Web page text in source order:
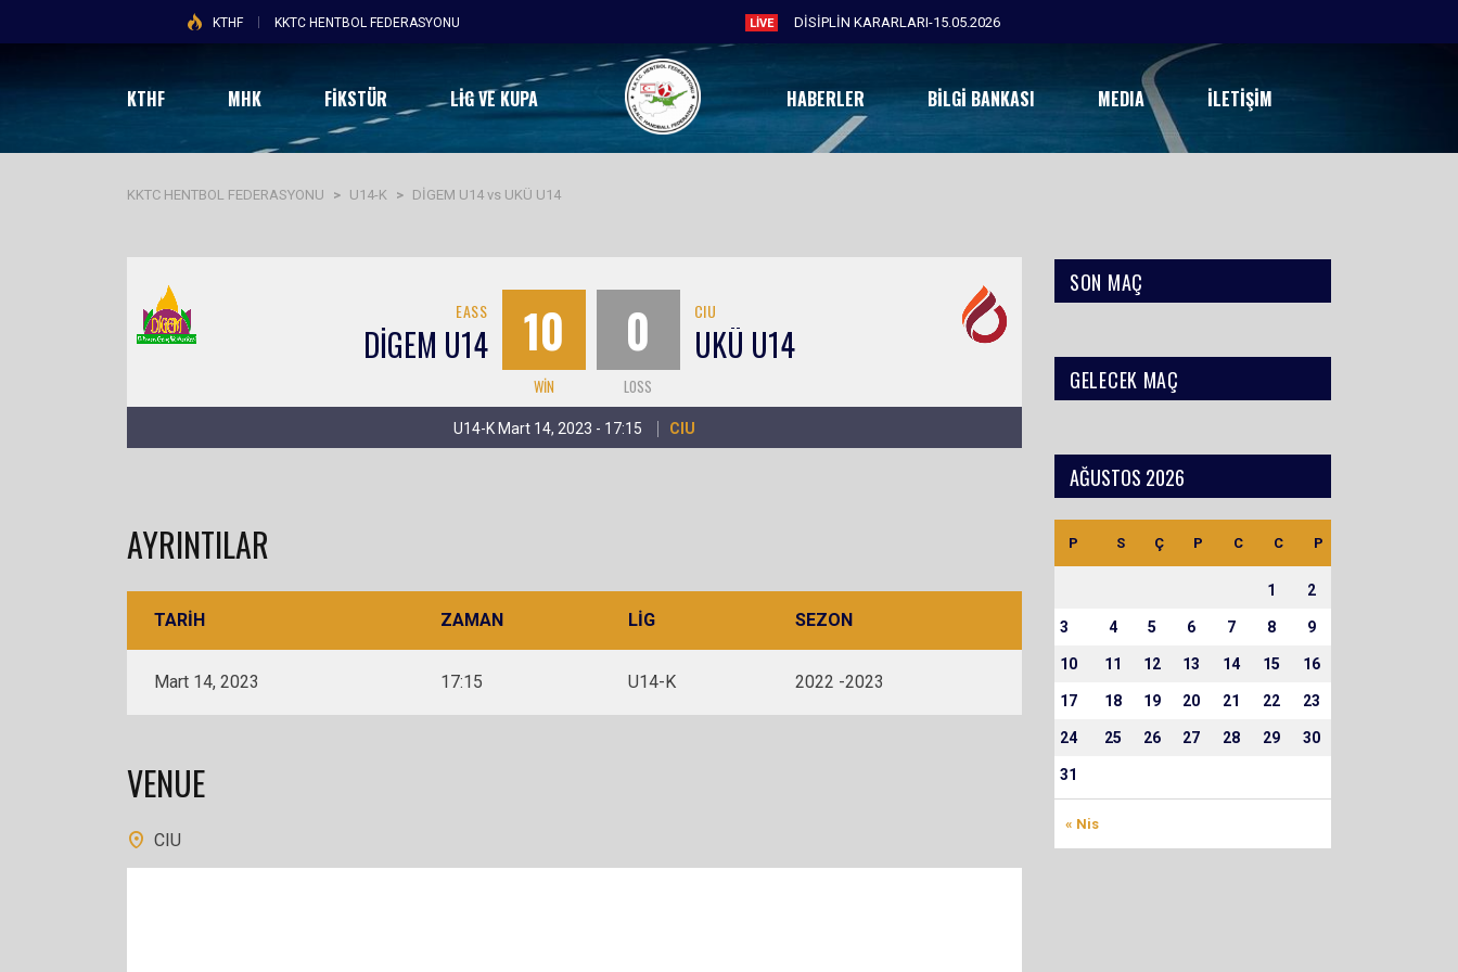
KTHF KKTC HENTBOL FEDERASYONU LIVE DİSİPLİN KARARLARI-15.05.2026
KTHF MHK FİKSTÜR LIG VE KUPA HABERLER BILGI BANKASI MEDIA İLETIŞIM
KKTC HENTBOL FEDERASYONU > U14-K > DİGEM U14 vs UKÜ U14
EASS
DİGEM U14 10
WIN
0
LOSS
CIU
UKÜ U14
U14-K Mart 14, 2023 - 17:15 CIU
AYRINTILAR
TARIH ZAMAN LIG SEZON
Mart 14, 2023 17:15 U14-K 2022 -2023
VENUE
CIU
SON MAÇ
GELECEK MAÇ
AĞUSTOS 2026
P S Ç P C C P
« Nis
1 2
3 4 5 6 7 8 9
10 11 12 13 14 15 16
17 18 19 20 21 22 23
24 25 26 27 28 29 30
31